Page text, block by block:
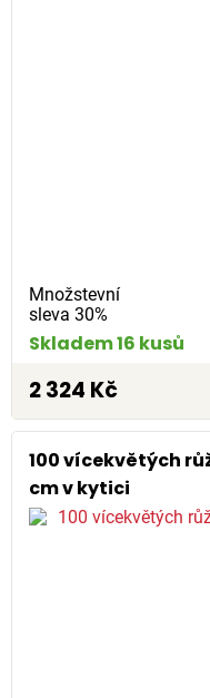
Množstevní
sleva 30%
Skladem 16 kusů
2 324 Kč
100 vícekvětých
cm v kytici